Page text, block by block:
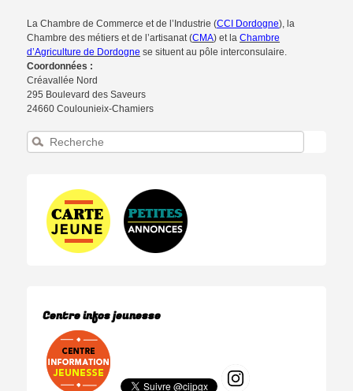
La Chambre de Commerce et de l’Industrie (CCI Dordogne), la
Chambre des métiers et de l’artisanat (CMA) et laChambre
d’Agriculture de Dordogne se situent au pôle interconsulaire.
Coordonnées :
Créavallée Nord
295 Boulevard des Saveurs
24660 Coulounieix-Chamiers
Recherche
Centre infos jeunesse